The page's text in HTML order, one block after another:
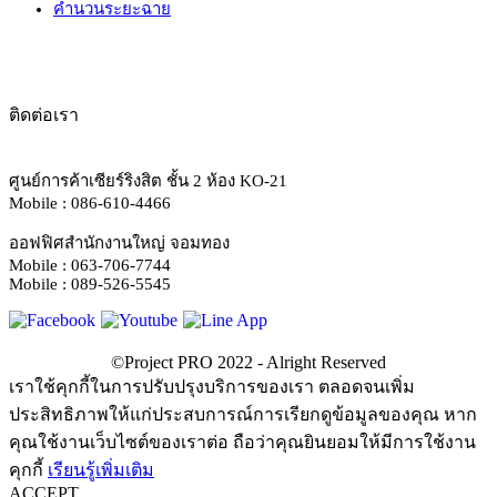
คำนวนระยะฉาย
ติดต่อเรา
ศูนย์การค้าเซียร์ริงสิต ชั้น 2 ห้อง KO-21
Mobile : 086-610-4466
ออฟฟิศสำนักงานใหญ่ จอมทอง
Mobile : 063-706-7744
Mobile : 089-526-5545
เราใช้คุกกี้ในการปรับปรุงบริการของเรา ตลอดจนเพิ่ม
ประสิทธิภาพให้แก่ประสบการณ์การเรียกดูข้อมูลของคุณ หาก
คุณใช้งานเว็บไซต์ของเราต่อ ถือว่าคุณยินยอมให้มีการใช้งาน
คุกกี้ เรียนรู้เพิ่มเติม
ACCEPT